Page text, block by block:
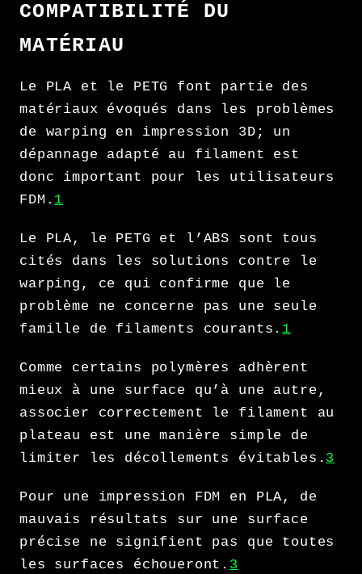
COMPATIBILITÉ DU
MATÉRIAU
Le PLA et le PETG font partie des
matériaux évoqués dans les problèmes
de warping en impression 3D; un
dépannage adapté au filament est
donc important pour les utilisateurs
FDM. 1
Le PLA, le PETG et l’ABS sont tous
cités dans les solutions contre le
warping, ce qui confirme que le
problème ne concerne pas une seule
famille de filaments courants. 1
Comme certains polymères adhèrent
mieux à une surface qu’à une autre,
associer correctement le filament au
plateau est une manière simple de
limiter les décollements évitables. 3
Pour une impression FDM en PLA, de
mauvais résultats sur une surface
précise ne signifient pas que toutes
les surfaces échoueront. 3